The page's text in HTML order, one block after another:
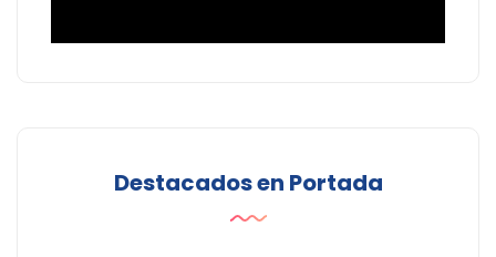
Destacados en Portada